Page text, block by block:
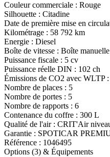
Couleur commerciale : Rouge
Silhouette : Citadine
Date de première mise en
Kilométrage : 58 792 km
Energie : Diesel
Boîte de vitesse : Boîte manuelle
Puissance fiscale : 5 cv
Puissance réelle DIN : 102 ch
Émissions de CO2 avec WLTP :
Nombre de places : 5
Nombre de portes : 5
Nombre de rapports : 6
Contenance du coffre : 300 L
Qualité de l'air : CRIT'Air
Garantie : SPOTICAR
Référence : 1046495
Options (3) & Équipements